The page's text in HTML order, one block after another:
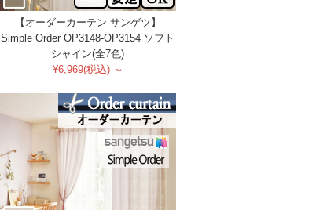
【オーダーカーテン サンゲツ】
Simple Order OP3148-OP3154 ソフト
シャイン(全7色)
¥6,969(税込) ～